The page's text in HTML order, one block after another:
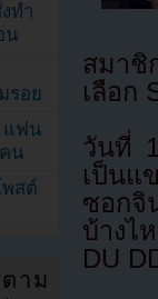
สมาชิ
เลือก
วันที่
เป็นแ
ซอกจิ
บ้างไ
DU
ทำ
น
รอย
แฟน
น
สต์
าม